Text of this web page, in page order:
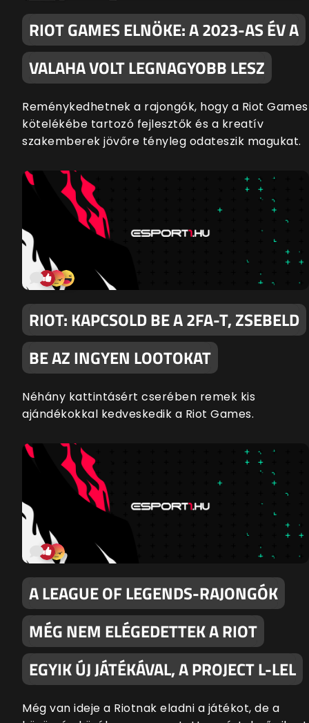
RIOT GAMES ELNÖKE: A 2023-AS ÉV A
VALAHA VOLT LEGNAGYOBB LESZ
Reménykedhetnek a rajongók, hogy a Riot Games
kötelékébe tartozó fejlesztők és a kreatív
szakemberek jövőre tényleg odateszik magukat.
RIOT: KAPCSOLD BE A 2FA-T, ZSEBELD
BE AZ INGYEN LOOTOKAT
Néhány kattintásért cserében remek kis
ajándékokkal kedveskedik a Riot Games.
A LEAGUE OF LEGENDS-RAJONGÓK
MÉG NEM ELÉGEDETTEK A RIOT
EGYIK ÚJ JÁTÉKÁVAL, A PROJECT L-LEL
Még van ideje a Riotnak eladni a játékot, de a